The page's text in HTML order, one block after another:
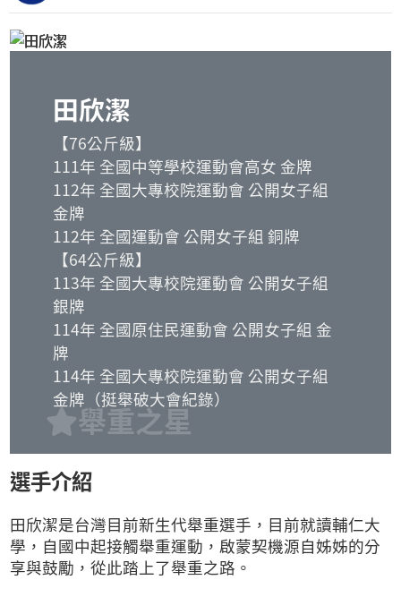
田欣潔
【76公斤級】
111年 全國中等學校運動會高女 金牌
112年 全國大專校院運動會 公開女子組
金牌
112年 全國運動會 公開女子組 銅牌
【64公斤級】
113年 全國大專校院運動會 公開女子組
銀牌
114年 全國原住民運動會 公開女子組 金
牌
114年 全國大專校院運動會 公開女子組
金牌（挺舉破大會紀錄）
舉重之星
選手介紹
田欣潔是台灣目前新生代舉重選手，目前就讀輔仁大
學，自國中起接觸舉重運動，啟蒙契機源自姊姊的分
享與鼓勵，從此踏上了舉重之路。